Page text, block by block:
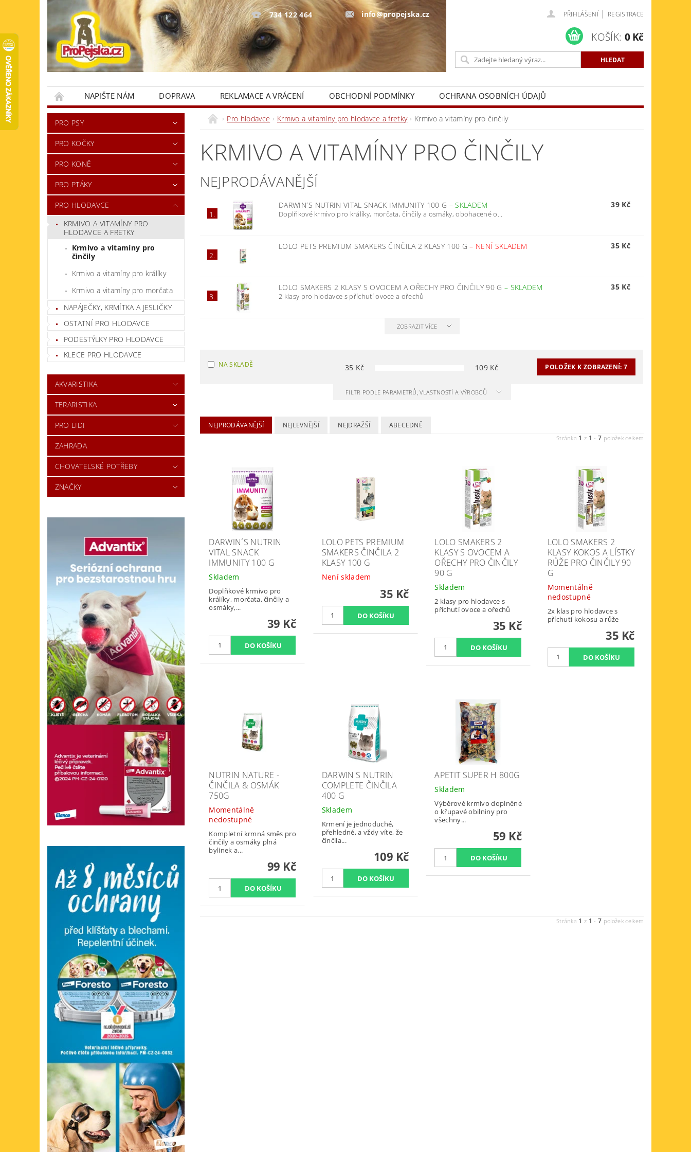
734 122 464 info@propejska.cz PŘIHLÁŠENÍ | REGISTRACE
KOŠÍK: 0 Kč
NAPIŠTE NÁM DOPRAVA REKLAMACE A VRÁCENÍ OBCHODNÍ PODMÍNKY
OCHRANA OSOBNÍCH ÚDAJŮ
KONTAKTY
PRO PSY
PRO KOČKY
PRO KONĚ
PRO PTÁKY
PRO HLODAVCE
KRMIVO A VITAMÍNY PRO
HLODAVCE A FRETKY
Krmivo a vitamíny pro
činčily
Krmivo a vitamíny pro králíky
Krmivo a vitamíny pro morčata
NAPÁJEČKY, KRMÍTKA A JESLIČKY
OSTATNÍ PRO HLODAVCE
PODESTÝLKY PRO HLODAVCE
KLECE PRO HLODAVCE
AKVARISTIKA
TERARISTIKA
PRO LIDI
ZAHRADA
CHOVATELSKÉ POTŘEBY
ZNAČKY
Pro hlodavce Krmivo a vitamíny pro hlodavce a fretky Krmivo a vitamíny pro činčily
KRMIVO A VITAMÍNY PRO ČINČILY
NEJPRODÁVANĚJŠÍ
1.
DARWIN´S NUTRIN VITAL SNACK IMMUNITY 100 G –SKLADEM
Doplňkové krmivo pro králíky, morčata, činčily a osmáky, obohacené o...
39 Kč
2.
LOLO PETS PREMIUM SMAKERS ČINČILA 2 KLASY 100 G– NENÍ SKLADEM 35 Kč
3.
LOLO SMAKERS 2 KLASY S OVOCEM A OŘECHY PRO ČINČILY 90 G – SKLADEM
2 klasy pro hlodavce s příchutí ovoce a ořechů
35 Kč
ZOBRAZIT VÍCE
NA SKLADĚ 35 Kč 109Kč POLOŽEK K ZOBRAZENÍ:7
FILTR PODLE PARAMETRŮ, VLASTNOSTÍ A VÝROBCŮ
NEJPRODÁVANĚJŠÍ NEJLEVNĚJŠÍ NEJDRAŽŠÍ ABECEDNĚ
Stránka 1 z 1 -7 položek celkem
DARWIN´S NUTRIN
VITAL SNACK
IMMUNITY 100 G
Skladem
Doplňkové krmivo pro
králíky, morčata, činčily a
osmáky,...
39 Kč
LOLO PETS PREMIUM
SMAKERS ČINČILA 2
KLASY 100 G
Není skladem
35 Kč
LOLO SMAKERS 2
KLASY S OVOCEM A
OŘECHY PRO ČINČILY
90 G
Skladem
2 klasy pro hlodavce s
příchutí ovoce a ořechů
35 Kč
LOLO SMAKERS 2
KLASY KOKOS A LÍSTKY
RŮŽE PRO ČINČILY 90
G
Momentálně
nedostupné
2x klas pro hlodavce s
příchutí kokosu a růže
35 Kč
NUTRIN NATURE -
ČINČILA & OSMÁK
750G
Momentálně
nedostupné
Kompletní krmná směs pro
činčily a osmáky plná
bylinek a...
99 Kč
DARWIN'S NUTRIN
COMPLETE ČINČILA
400 G
Skladem
Krmení je jednoduché,
přehledné, a vždy víte, že
činčila...
109 Kč
APETIT SUPER H 800G
Skladem
Výběrové krmivo doplněné
o křupavé obilniny pro
všechny...
59 Kč
Stránka 1 z 1 -7 položek celkem